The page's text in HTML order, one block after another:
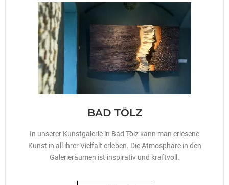
BAD TÖLZ
In unserer Kunstgalerie in Bad Tölz kann man erlesene
Kunst in all ihrer Vielfalt erleben. Die Atmosphäre in den
Galerieräumen ist inspirativ und kraftvoll.